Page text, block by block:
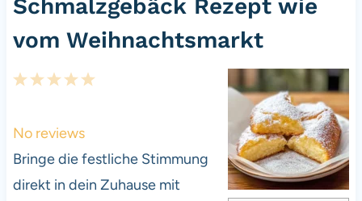
Schmalzgebäck Rezept wie
vom Weihnachtsmarkt
5
a
r
4
t
a
r
3
t
a
r
2
t
a
r
1
t
a
r
No reviews
Bringe die festliche Stimmung
direkt in dein Zuhause mit